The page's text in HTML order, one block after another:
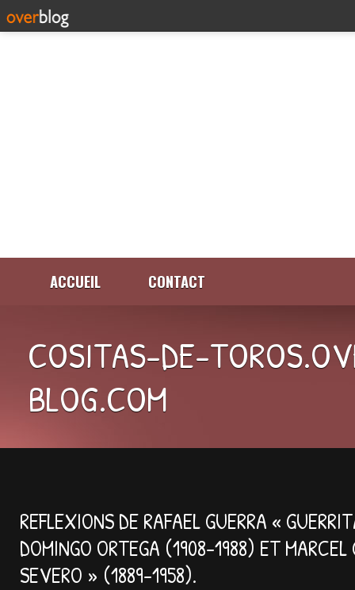
ACCUEIL CONTACT
COSITAS-DE-
BLOG.COM
REFLEXIONS DE RAFAEL GUERRA «
DOMINGO ORTEGA (1908-1988) ET MARCEL
SEVERO » (1889-1958).